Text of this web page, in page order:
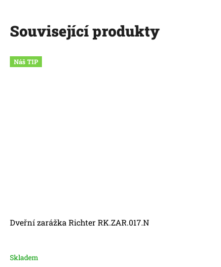
Související produkty
Náš TIP
Dveřní zarážka Richter RK.ZAR.017.N
Skladem